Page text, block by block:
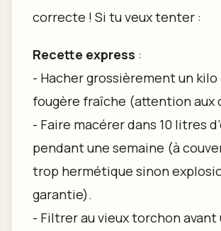
correcte ! Si tu veux tenter :
Recette express :
- Hacher grossièrement un kilo
fougère fraîche (attention aux
- Faire macérer dans 10 litres
pendant une semaine (à
trop hermétique sinon
garantie).
- Filtrer au vieux torchon avant